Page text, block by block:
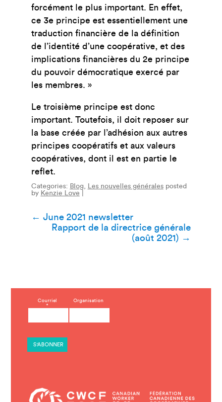
forcément le plus important. En effet,
ce 3e principe est essentiellement une
traduction financière de la définition
de l’identité d’une coopérative, et des
implications financières du 2e principe
du pouvoir démocratique exercé par
les membres. »
Le troisième principe est donc
important. Toutefois, il doit reposer sur
la base créée par l’adhésion aux autres
principes coopératifs et aux valeurs
coopératives, dont il est en partie le
reflet.
Categories: Blog, Les nouvelles générales posted
by Kenzie Love
Navigation
← June 2021 newsletter
Rapport de la directrice générale
(août 2021) →
Courriel
*
Organisation
o
a